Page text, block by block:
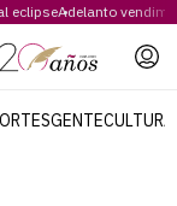
eclipseAdelanto
GENTECULTURA